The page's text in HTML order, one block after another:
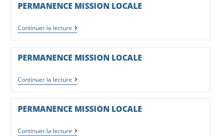
PERMANENCE MISSION LOCALE
Continuer la lecture
PERMANENCE MISSION LOCALE
Continuer la lecture
PERMANENCE MISSION LOCALE
Continuer la lecture